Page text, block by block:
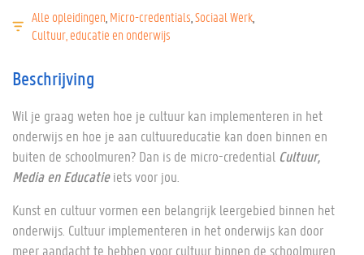
Alle opleidingen Micro-credentials Sociaal Werk
Cultuur, educatie en onderwijs
Beschrijving
Wil je graag weten hoe je cultuur kan implementeren in het
onderwijs en hoe je aan cultuureducatie kan doen binnen en
buiten de schoolmuren? Dan is de micro-credential Cultuur,
Media en Educatieiets voor jou.
Kunst en cultuur vormen een belangrijk leergebied binnen het
onderwijs. Cultuur implementeren in het onderwijs kan door
meer aandacht te hebben voor cultuur binnen de schoolmuren,